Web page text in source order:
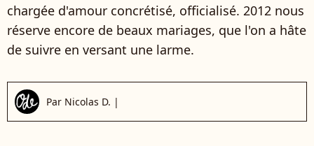
chargée d'amour concrétisé, officialisé. 2012 nous
réserve encore de beaux mariages, que l'on a hâte
de suivre en versant une larme.
Par Nicolas D. |